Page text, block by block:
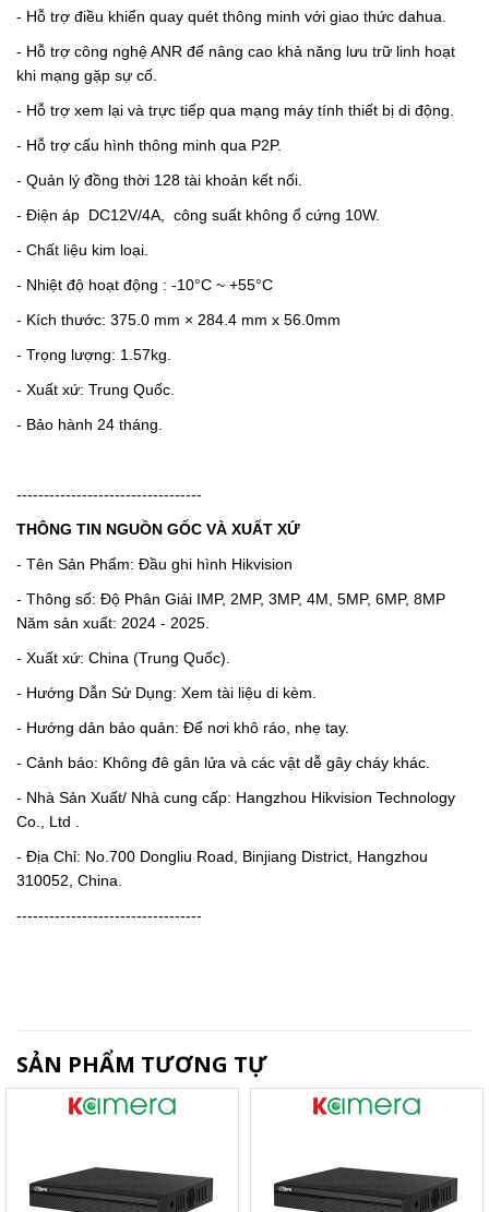
- Hỗ trợ điều khiển quay quét thông minh với giao thức dahua.
- Hỗ trợ công nghệ ANR để nâng cao khả năng lưu trữ linh hoạt
khi mạng gặp sự cố.
- Hỗ trợ xem lại và trực tiếp qua mạng máy tính thiết bị di động.
- Hỗ trợ cấu hình thông minh qua P2P.
- Quản lý đồng thời 128 tài khoản kết nối.
- Điện áp DC12V/4A,
công suất không ổ cứng 10W.
- Chất liệu kim loại.
- Nhiệt độ hoạt động : -10°C ~ +55°C
- Kích thước: 375.0 mm × 284.4 mm x 56.0mm
- Trọng lượng: 1.57kg.
- Xuất xứ: Trung Quốc.
- Bảo hành 24 tháng.
----------------------------------
THÔNG TIN NGUỒN GỐC VÀ XUẤT XỨ
- Tên Sản Phẩm: Đầu ghi hình Hikvision
- Thông số: Độ Phân Giải IMP, 2MP, 3MP, 4M, 5MP, 6MP, 8MP
Năm sản xuất: 2024 - 2025.
- Xuất xứ: China (Trung Quốc).
- Hướng Dẫn Sử Dụng: Xem tài liệu di kèm.
- Hướng dản bảo quản: Để nơi khô ráo, nhẹ tay.
- Cảnh báo: Không đê gân lửa và các vật dễ gây cháy khác.
- Nhà Sản Xuất/ Nhà cung cấp: Hangzhou Hikvision Technology
Co., Ltd .
- Địa Chỉ: No.700 Dongliu Road, Binjiang District, Hangzhou
310052, China.
----------------------------------
SẢN PHẨM TƯƠNG TỰ